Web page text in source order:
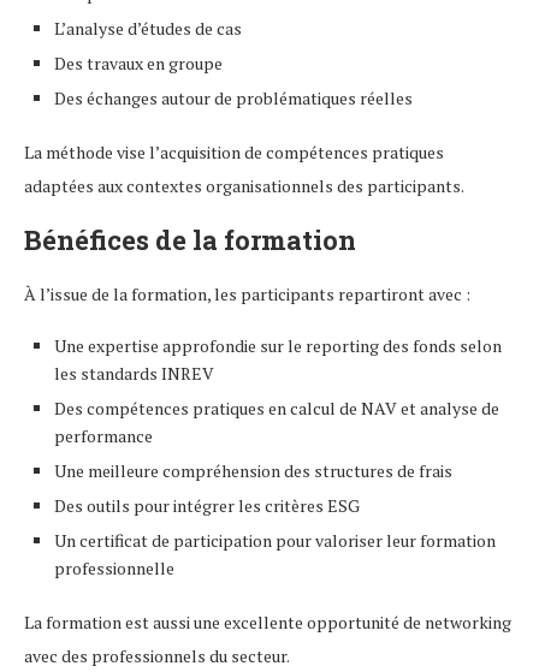
L’analyse d’études de cas
Des travaux en groupe
Des échanges autour de problématiques réelles
La méthode vise l’acquisition de compétences pratiques
adaptées aux contextes organisationnels des participants.
Bénéfices de la formation
À l’issue de la formation, les participants repartiront avec :
Une expertise approfondie sur le reporting des fonds selon
les standards INREV
Des compétences pratiques en calcul de NAV et analyse de
performance
Une meilleure compréhension des structures de frais
Des outils pour intégrer les critères ESG
Un certificat de participation pour valoriser leur formation
professionnelle
La formation est aussi une excellente opportunité de networking
avec des professionnels du secteur.